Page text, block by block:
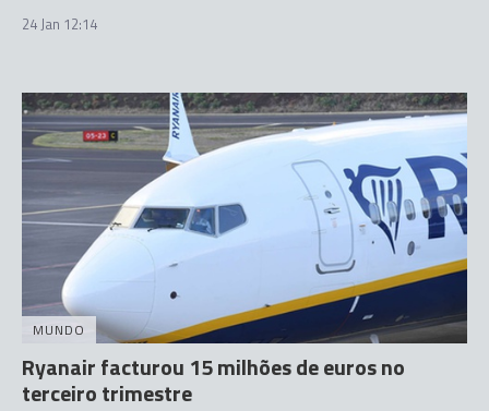
24 Jan 12:14
MUNDO
Ryanair facturou 15 milhões de euros no
terceiro trimestre